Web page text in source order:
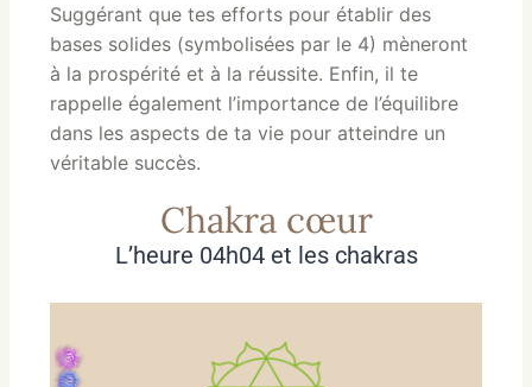
Suggérant que tes efforts pour établir des
bases solides (symbolisées par le 4) mèneront
à la prospérité et à la réussite. Enfin, il te
rappelle également l’importance de l’équilibre
dans les aspects de ta vie pour atteindre un
véritable succès.
Chakra cœur
L’heure 04h04 et les chakras